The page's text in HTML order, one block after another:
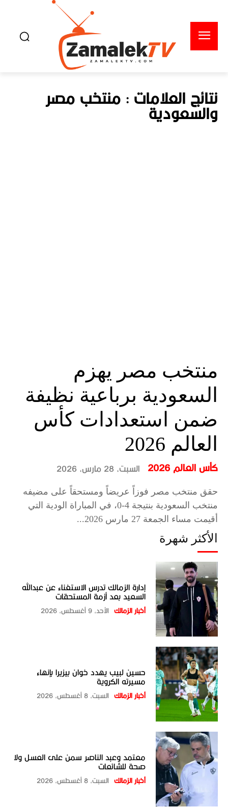
نتائج العلامات : منتخب مصر
والسعودية
منتخب مصر يهزم
السعودية برباعية نظيفة
ضمن استعدادات كأس
العالم 2026
كأس العالم 2026 السبت، 28 مارس، 2026
حقق منتخب مصر فوزاً عريضاً ومستحقاً على مضيفه
منتخب السعودية بنتيجة 4-0، في المباراة الودية التي
أقيمت مساء الجمعة 27 مارس 2026...
الأكثر شهرة
إدارة الزمالك تدرس الاستغناء عن عبدالله
السعيد بعد أزمة المستحقات
أخبار الزمالك الأحد، 9 أغسطس، 2026
حسين لبيب يهدد خوان بيزيرا بإنهاء
مسيرته الكروية
أخبار الزمالك السبت، 8 أغسطس، 2026
معتمد وعبد الناصر سمن على العسل ولا
صحة للشائعات
أخبار الزمالك السبت، 8 أغسطس، 2026